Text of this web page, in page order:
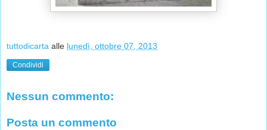
tuttodicarta alle lunedì, ottobre 07, 2013
Condividi
Nessun commento:
Posta un commento